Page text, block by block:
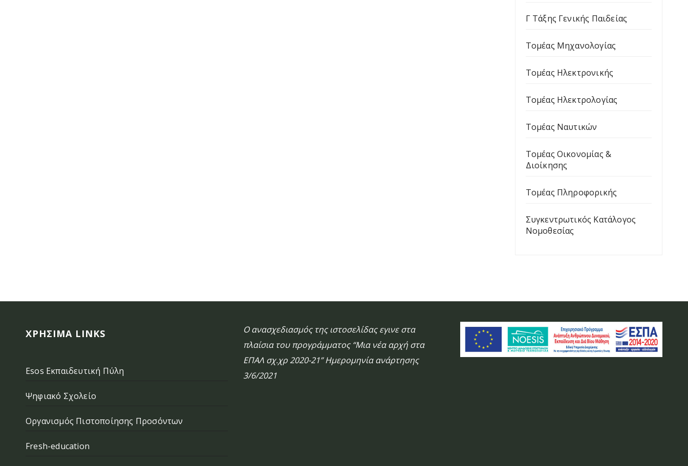
Γ Τάξης Γενικής Παιδείας
Τομέας Μηχανολογίας
Τομέας Ηλεκτρονικής
Τομέας Ηλεκτρολογίας
Τομέας Ναυτικών
Τομέας Οικονομίας &
Διοίκησης
Τομέας Πληροφορικής
Συγκεντρωτικός Κατάλογος
Νομοθεσίας
ΧΡΉΣΙΜΑ LINKS
Esos Εκπαιδευτική Πύλη
Ψηφιακό Σχολείο
Οργανισμός Πιστοποίησης Προσόντων
Fresh-education
Ο ανασχεδιασμός της ιστοσελίδας εγινε στα
πλαίσια του προγράμματος “Μια νέα αρχή στα
ΕΠΑΛ σχ.χρ 2020-21” Ημερομηνία ανάρτησης
3/6/2021